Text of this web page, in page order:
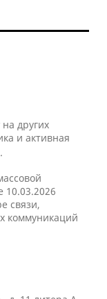
других
и активная
связи,
коммуникаций